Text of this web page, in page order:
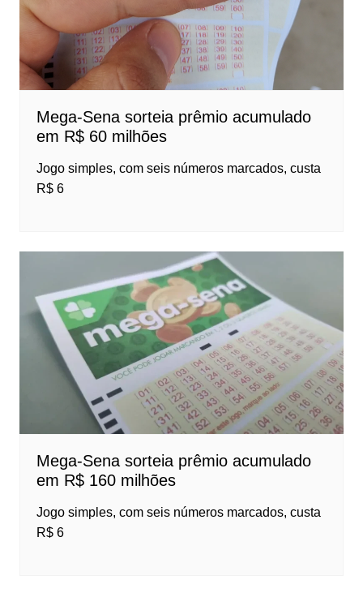
Mega-Sena sorteia prêmio acumulado
em R$ 60 milhões
Jogo simples, com seis números marcados, custa
R$ 6
Mega-Sena sorteia prêmio acumulado
em R$ 160 milhões
Jogo simples, com seis números marcados, custa
R$ 6